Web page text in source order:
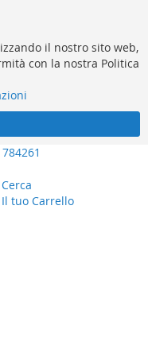
il nostro sito web,
con la nostra Politica
Cerca
Il tuo Carrello